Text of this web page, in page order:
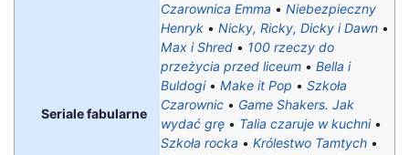
Seriale fabularne
Czarownica Emma • Niebezpieczny
Henryk • Nicky, Ricky, Dicky i Dawn •
Max i Shred • 100 rzeczy do
przeżycia przed liceum • Bella i
Buldogi• Make it Pop • Szkoła
Czarownic • Game Shakers. Jak
wydać grę • Talia czaruje w kuchni•
Szkoła rocka • Królestwo Tamtych •